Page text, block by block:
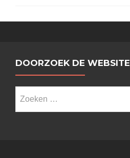
DOORZOEK DE WEBSITE
naar: